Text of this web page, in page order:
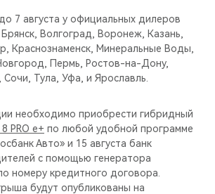
7 августа у официальных дилеров
Брянск, Волгоград, Воронеж, Казань,
Краснознаменск, Минеральные Воды,
Пермь, Ростов-на-Дону,
Тула, Уфа, и Ярославль.
необходимо приобрести гибридный
PRO e+ по любой удобной программе
Авто» и 15 августа банк
с помощью генератора
номеру кредитного договора.
будут опубликованы на